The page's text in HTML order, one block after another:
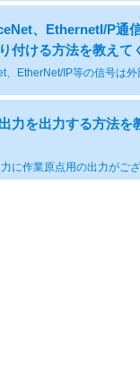
、EthernetI/P通信
付ける方法を教えて
力を出力する方法を